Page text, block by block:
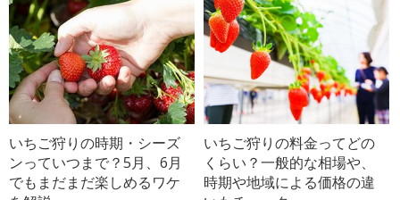
いちご狩りの時期・シーズ
ンっていつまで？5月、6月
でもまだまだ楽しめるワケ
いちご狩りの料金ってどの
くらい？一般的な相場や、
時期や地域による価格の違